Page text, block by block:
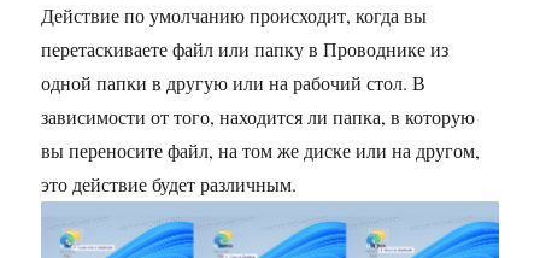
Действие по умолчанию происходит, когда вы
перетаскиваете файл или папку в Проводнике из
одной папки в другую или на рабочий стол. В
зависимости от того, находится ли папка, в которую
вы переносите файл, на том же диске или на другом,
это действие будет различным.